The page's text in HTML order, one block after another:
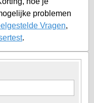
problemen
Vragen,
.